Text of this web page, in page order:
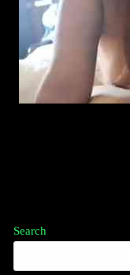
Search